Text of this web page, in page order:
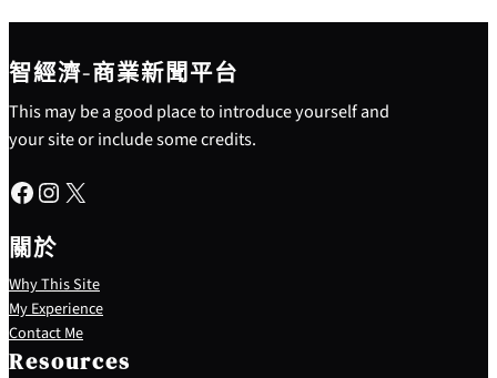
智經濟-商業新聞平台
This may be a good place to introduce yourself and
your site or include some credits.
Facebook Instagram X
關於
Why This Site
My Experience
Contact Me
Resources